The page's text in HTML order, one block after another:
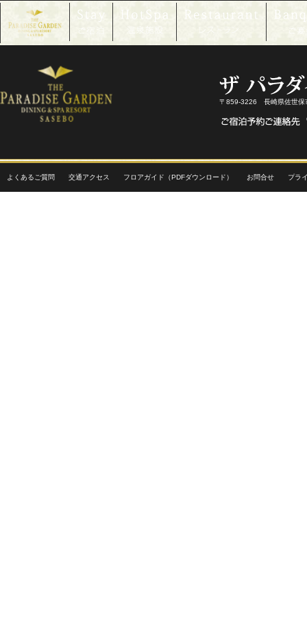
〒859-3226 長崎県佐世保
よくあるご質問 交通アクセス フロアガイド（PDFダウンロード） お問合せ プラ